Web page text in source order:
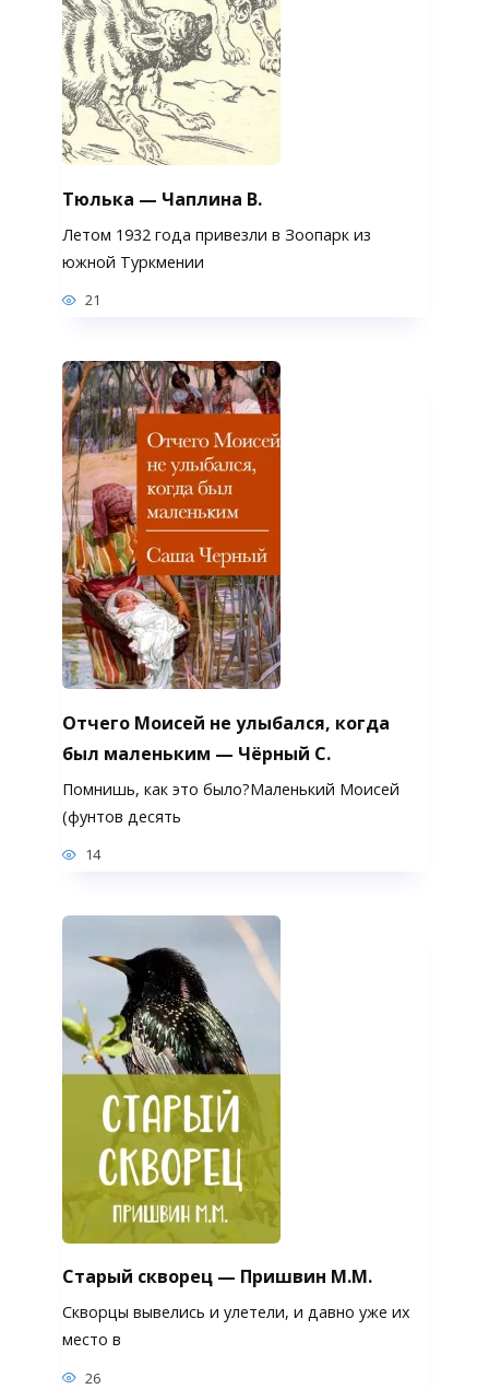
Тюлька — Чаплина В.
Летом 1932 года привезли в Зоопарк из
южной Туркмении
21
Отчего Моисей не улыбался, когда
был маленьким — Чёрный С.
Помнишь, как это было?Маленький Моисей
(фунтов десять
14
Старый скворец — Пришвин М.М.
Скворцы вывелись и улетели, и давно уже их
место в
26